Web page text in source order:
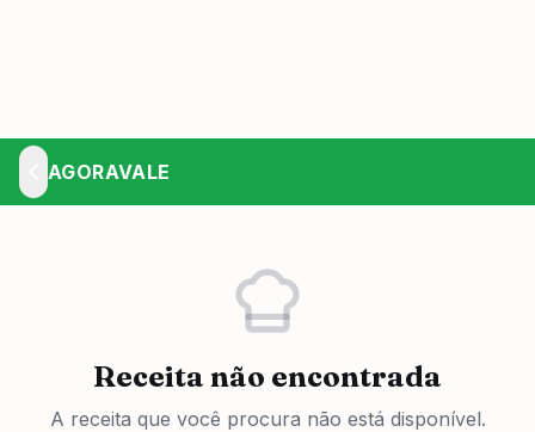
AGORAVALE
Receita não encontrada
A receita que você procura não está disponível.